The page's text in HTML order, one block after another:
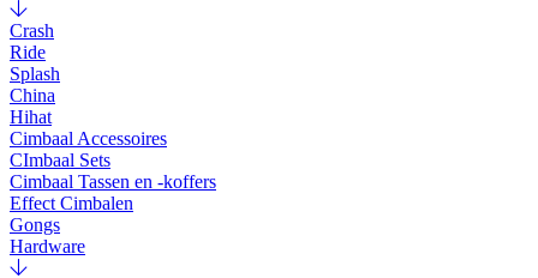
Crash
Ride
Splash
China
Hihat
Cimbaal Accessoires
CImbaal Sets
Cimbaal Tassen en -koffers
Effect Cimbalen
Gongs
Hardware